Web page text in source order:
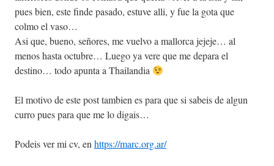
pues bien, este finde pasado, estuve alli, y fue la gota que
colmo el vaso…
Asi que, bueno, señores, me vuelvo a mallorca jejeje… al
menos hasta octubre… Luego ya vere que me depara el
destino… todo apunta a Thailandia
El motivo de este post tambien es para que si sabeis de algun
curro pues para que me lo digais…
Podeis ver mi cv, enhttps://marc.org.ar/